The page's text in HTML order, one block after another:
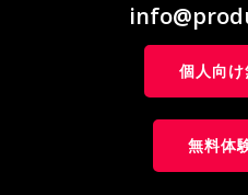
個人向
無料体